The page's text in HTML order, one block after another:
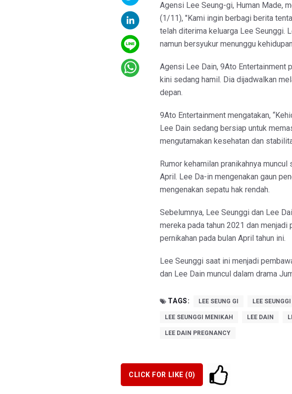
Agensi Lee Seung-gi, Human Made,
(1/11), "Kami ingin berbagi berita
telah diterima keluarga Lee Seunggi.
namun bersyukur menunggu
Agensi Lee Dain, 9Ato Entertainment
kini sedang hamil. Dia dijadwalkan
depan.
9Ato Entertainment mengatakan,
Lee Dain sedang bersiap untuk
mengutamakan kesehatan dan
Rumor kehamilan pranikahnya
April. Lee Da-in mengenakan gaun
mengenakan sepatu hak rendah.
Sebelumnya, Lee Seunggi dan Lee
mereka pada tahun 2021 dan menjadi
pernikahan pada bulan April tahun ini.
Lee Seunggi saat ini menjadi
dan Lee Dain muncul dalam drama
TAGS: LEE SEUNG GI LEE
LEE SEUNGGI MENIKAH LEE DAIN
LEE DAIN PREGNANCY
CLICK FOR LIKE (0)